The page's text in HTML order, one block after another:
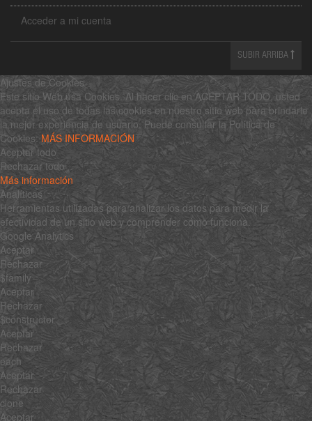
Acceder a mi cuenta
SUBIR ARRIBA
Ajustes de Cookies
Este sitio Web usa Cookies. Al hacer clic en ACEPTAR TODO, usted
acepta el uso de todas las cookies en nuestro sitio web para brindarle
la mejor experiencia de usuario. Puede consultar la Política de
Cookies: MÁS INFORMACIÓN
Aceptar todo
Rechazar todo
Más información
Analíticas
Herramientas utilizadas para analizar los datos para medir la
efectividad de un sitio web y comprender cómo funciona.
Google Analytics
Aceptar
Rechazar
$family
Aceptar
Rechazar
$constructor
Aceptar
Rechazar
each
Aceptar
Rechazar
clone
Aceptar